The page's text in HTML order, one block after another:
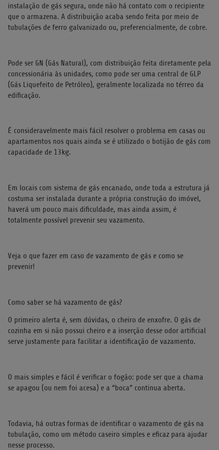
instalação de gás segura, onde não há contato com o recipiente
que o armazena. A distribuição acaba sendo feita por meio de
tubulações de ferro galvanizado ou, preferencialmente, de cobre.
Pode ser GN (Gás Natural), com distribuição feita diretamente pela
concessionária às unidades, como pode ser uma central de GLP
(Gás Liquefeito de Petróleo), geralmente localizada no térreo da
edificação.
É consideravelmente mais fácil resolver o problema em casas ou
apartamentos nos quais ainda se é utilizado o botijão de gás com
capacidade de 13kg.
Em locais com sistema de gás encanado, onde toda a estrutura já
costuma ser instalada durante a própria construção do imóvel,
haverá um pouco mais dificuldade, mas ainda assim, é
totalmente possível prevenir seu vazamento.
Veja o que fazer em caso de vazamento de gás e como se
prevenir!
Como saber se há vazamento de gás?
O primeiro alerta é, sem dúvidas, o cheiro de enxofre. O gás de
cozinha em si não possui cheiro e a inserção desse odor artificial
serve justamente para facilitar a identificação de vazamento.
O mais simples e fácil é verificar o fogão: pode ser que a chama
se apagou (ou nem foi acesa) e a “boca” continua aberta.
Todavia, há outras formas de identificar o vazamento de gás na
tubulação, como um método caseiro simples e eficaz para ajudar
nesse processo.